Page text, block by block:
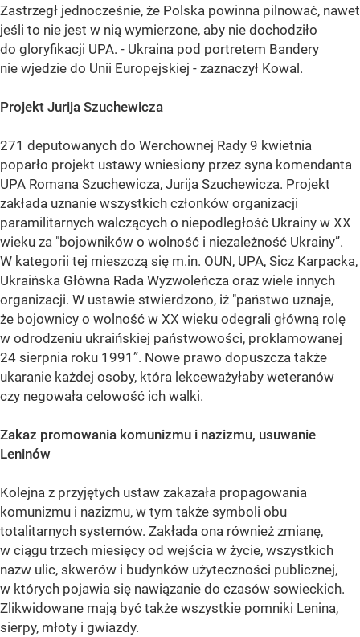
Zastrzegł jednocześnie, że Polska powinna pilnować, nawet
jeśli to nie jest w nią wymierzone, aby nie dochodziło
do gloryfikacji UPA. - Ukraina pod portretem Bandery
nie wjedzie do Unii Europejskiej - zaznaczył Kowal.
Projekt Jurija Szuchewicza
271 deputowanych do Werchownej Rady 9 kwietnia
poparło projekt ustawy wniesiony przez syna komendanta
UPA Romana Szuchewicza, Jurija Szuchewicza. Projekt
zakłada uznanie wszystkich członków organizacji
paramilitarnych walczących o niepodległość Ukrainy w XX
wieku za "bojowników o wolność i niezależność Ukrainy”.
W kategorii tej mieszczą się m.in. OUN, UPA, Sicz Karpacka,
Ukraińska Główna Rada Wyzwoleńcza oraz wiele innych
organizacji. W ustawie stwierdzono, iż "państwo uznaje,
że bojownicy o wolność w XX wieku odegrali główną rolę
w odrodzeniu ukraińskiej państwowości, proklamowanej
24 sierpnia roku 1991”. Nowe prawo dopuszcza także
ukaranie każdej osoby, która lekceważyłaby weteranów
czy negowała celowość ich walki.
Zakaz promowania komunizmu i nazizmu, usuwanie
Leninów
Kolejna z przyjętych ustaw zakazała propagowania
komunizmu i nazizmu, w tym także symboli obu
totalitarnych systemów. Zakłada ona również zmianę,
w ciągu trzech miesięcy od wejścia w życie, wszystkich
nazw ulic, skwerów i budynków użyteczności publicznej,
w których pojawia się nawiązanie do czasów sowieckich.
Zlikwidowane mają być także wszystkie pomniki Lenina,
sierpy, młoty i gwiazdy.